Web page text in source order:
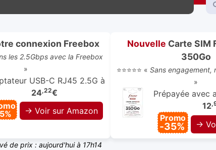
connexion Freebox
les 2.5Gbps avec la Freebox
»
USB-C RJ45 2.5G à
24,22€
→ Voir sur Amazon
Nouvelle Carte SIM
350Go
⭐⭐⭐⭐⭐ « Sans engagement,
»
Prépayée avec
12
Promo
-35% →
de prix : aujourd'hui à 17h14